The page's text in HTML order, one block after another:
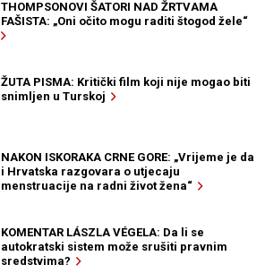
THOMPSONOVI ŠATORI NAD ŽRTVAMA
FAŠISTA: „Oni očito mogu raditi štogod žele“
ŽUTA PISMA: Kritički film koji nije mogao biti
snimljen u Turskoj
NAKON ISKORAKA CRNE GORE: „Vrijeme je da
i Hrvatska razgovara o utjecaju
menstruacije na radni život žena“
KOMENTAR LÁSZLA VÉGELA: Da li se
autokratski sistem može srušiti pravnim
sredstvima?